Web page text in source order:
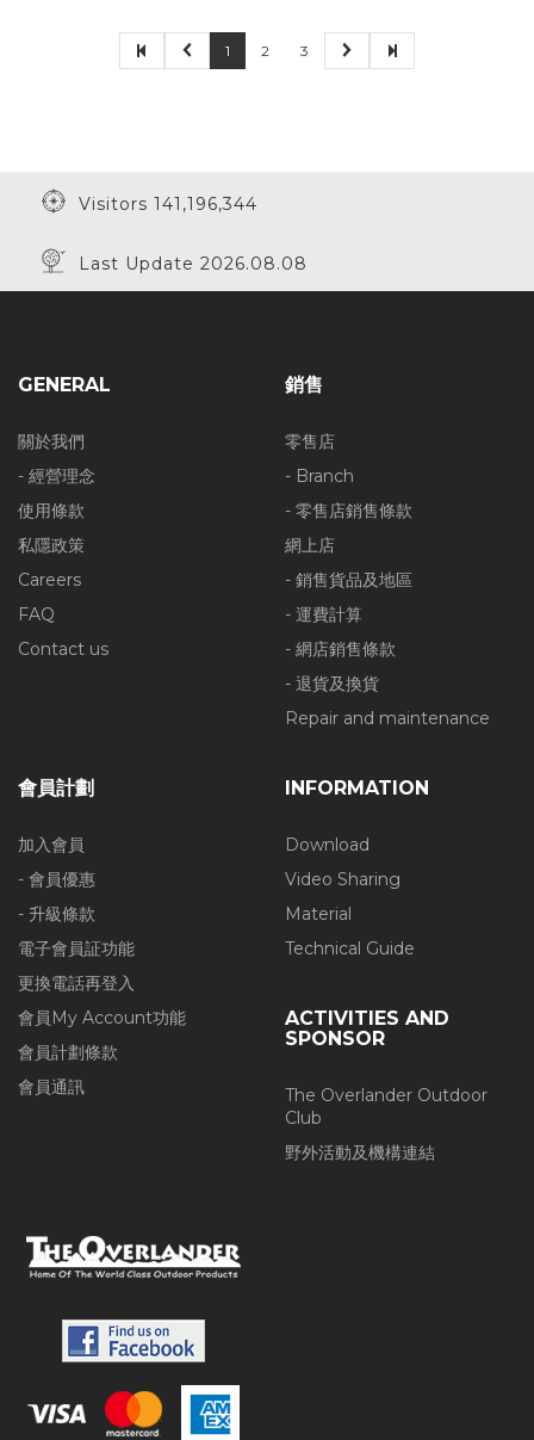
1 2 3
Visitors 141,196,344
Last Update 2026.08.08
GENERAL
關於我們
- 經營理念
使用條款
私隱政策
Careers
FAQ
Contact us
銷售
零售店
- Branch
- 零售店銷售條款
網上店
- 銷售貨品及地區
- 運費計算
- 網店銷售條款
- 退貨及換貨
Repair and maintenance
會員計劃
加入會員
- 會員優惠
- 升級條款
電子會員証功能
更換電話再登入
會員My Account功能
會員計劃條款
會員通訊
INFORMATION
Download
Video Sharing
Material
Technical Guide
ACTIVITIES AND
SPONSOR
The Overlander Outdoor
Club
野外活動及機構連結